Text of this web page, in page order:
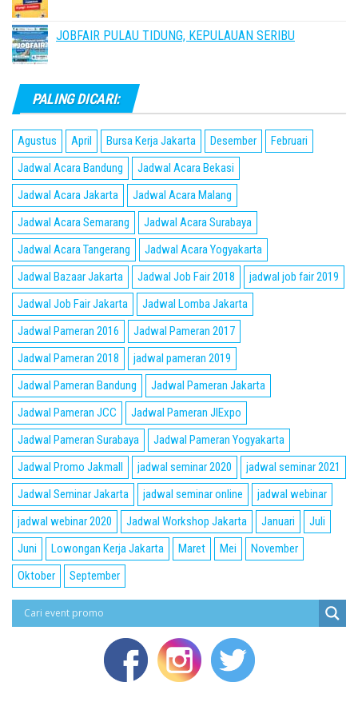
JOBFAIR PULAU TIDUNG, KEPULAUAN SERIBU
PALING DICARI:
Agustus April Bursa Kerja Jakarta Desember
Februari
Jadwal Acara Bandung
Jadwal Acara Bekasi
Jadwal Acara Jakarta
Jadwal Acara Malang
Jadwal Acara Semarang
Jadwal Acara Surabaya
Jadwal Acara Tangerang
Jadwal Acara Yogyakarta
Jadwal Bazaar Jakarta
Jadwal Job Fair 2018
jadwal job fair 2019
Jadwal Job Fair Jakarta
Jadwal Lomba Jakarta
Jadwal Pameran 2016
Jadwal Pameran 2017
Jadwal Pameran 2018
jadwal pameran 2019
Jadwal Pameran Bandung
Jadwal Pameran Jakarta
Jadwal Pameran JCC
Jadwal Pameran JIExpo
Jadwal Pameran Surabaya
Jadwal Pameran Yogyakarta
Jadwal Promo Jakmall
jadwal seminar 2020
jadwal seminar 2021
Jadwal Seminar Jakarta
jadwal seminar online
jadwal webinar
jadwal webinar 2020
Jadwal Workshop Jakarta Januari
Juli
Juni
Lowongan Kerja Jakarta Maret Mei
November
Oktober
September